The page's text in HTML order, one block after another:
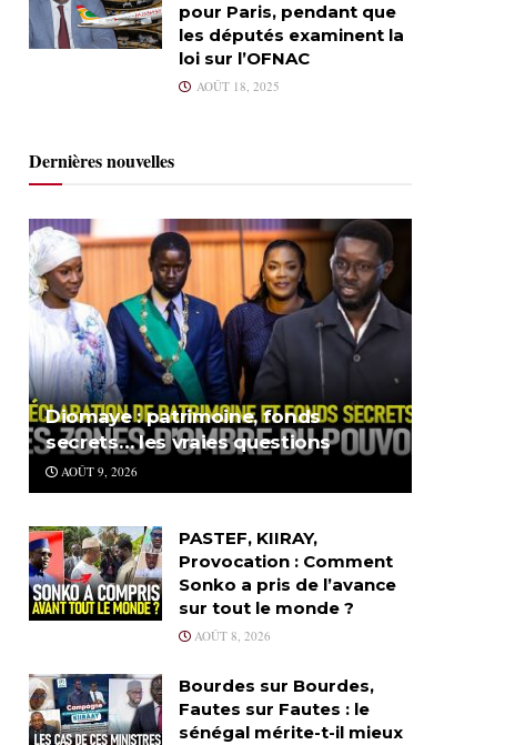
pour Paris, pendant que
les députés examinent la
loi sur l’OFNAC
AOÛT 18, 2025
Dernières nouvelles
Diomaye : patrimoine, fonds
secrets… les vraies questions
AOÛT 9, 2026
PASTEF, KIIRAY,
Provocation : Comment
Sonko a pris de l’avance
sur tout le monde ?
AOÛT 8, 2026
Bourdes sur Bourdes,
Fautes sur Fautes : le
sénégal mérite-t-il mieux